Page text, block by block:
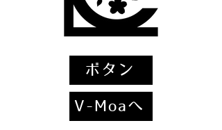
ボタン
V-Moaへ